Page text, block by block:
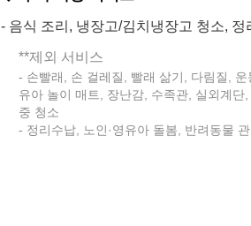
- 음식 조리, 냉장고/김치냉장고 청소,
**제외 서비스
- 손빨래, 손 걸레질, 빨래 삶기, 다림질,
유아 놀이 매트, 장난감, 수족관, 실외계
중 청소
- 정리수납, 노인·영유아 돌봄, 반려동물